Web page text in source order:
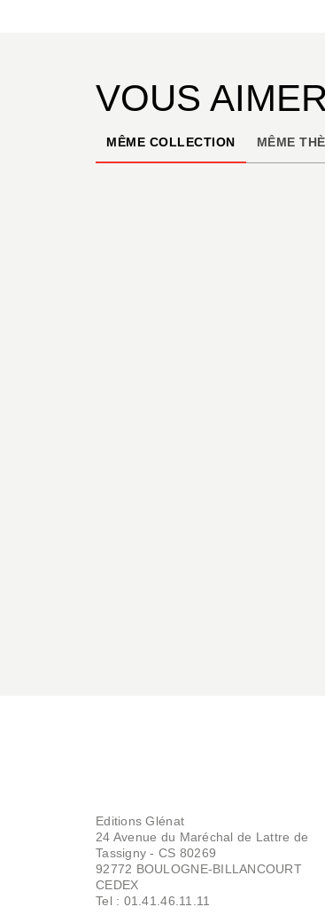
VOUS
MÊME COLLECTION MÊME
Editions Glénat
24 Avenue du Maréchal de Lattre de
Tassigny - CS 80269
92772 BOULOGNE-BILLANCOURT
CEDEX
Tel : 01.41.46.11.11